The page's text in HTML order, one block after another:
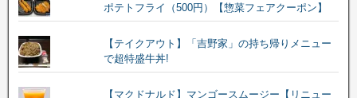
ポテトフライ（500円）【惣菜フェアクーポン】
【テイクアウト】「吉野家」の持ち帰りメニュー
で超特盛牛丼!
【マクドナルド】マンゴースムージー【リニュー